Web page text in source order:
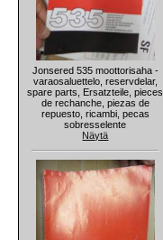
Jonsered 535 moottorisaha -
varaosaluettelo, reservdelar,
spare parts, Ersatzteile, pieces
de rechanche, piezas de
repuesto, ricambi, pecas
sobresselente
Näytä